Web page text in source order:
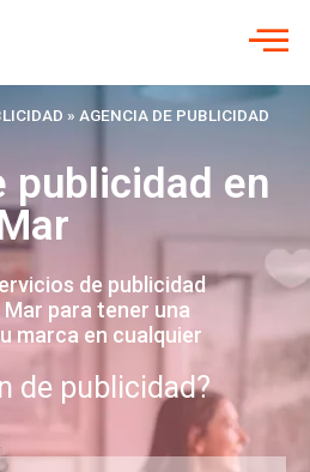
» AGENCIA DE PUBLICIDAD
publicidad en
de publicidad
para tener una
marca en cualquier
de publicidad?